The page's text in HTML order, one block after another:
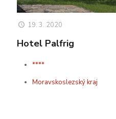
19. 3. 2020
Hotel Palfrig
****
Moravskoslezský kraj